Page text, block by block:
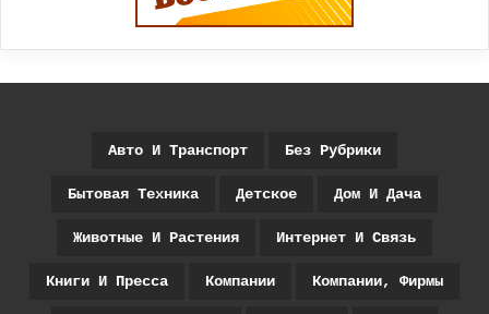
Авто И Транспорт Без Рубрики
Бытовая Техника Детское Дом И Дача
Животные И Растения Интернет И Связь
Книги И Пресса Компании Компании, Фирмы